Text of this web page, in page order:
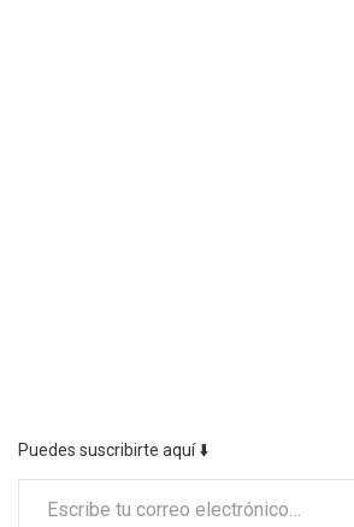
Puedes suscribirte aquí ⬇️
Escribe tu correo electrónico…